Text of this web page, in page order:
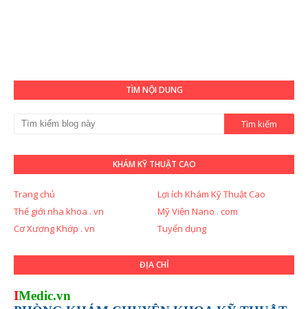
TÌM NỘI DUNG
KHÁM KỸ THUẬT CAO
Trang chủ
Lợi ích Khám Kỹ Thuật Cao
Thế giới nha khoa . vn
Mỹ Viện Nano . com
Cơ Xương Khớp . vn
Tuyển dụng
ĐỊA CHỈ
IMedic.vn